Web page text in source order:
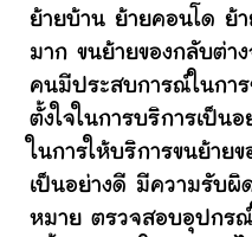
ย้ายบ้าน ย้ายคอนโด ย้
มาก ขนย้ายของกลับต่า
คนมีประสบการณ์ในกา
ตั้งใจในการบริการเป็น
ในการให้บริการขนย้าย
เป็นอย่างดี มีความรับ
หมาย ตรวจสอบอุปกร